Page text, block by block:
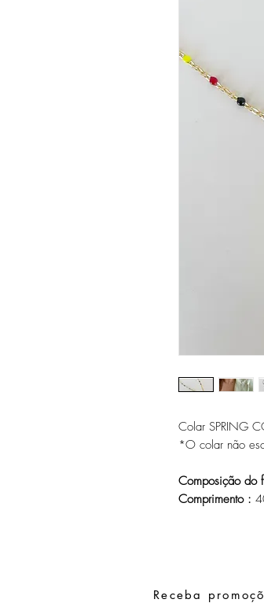
Colar SPRING
*O colar não
Composição do
Comprimento :
Receba